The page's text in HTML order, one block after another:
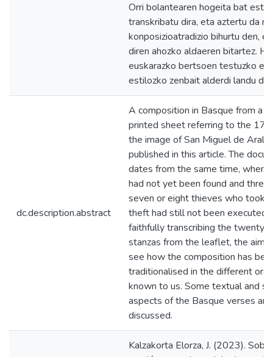
Orri bolantearen hogeita bat
transkribatu dira, eta aztertu da
konposizioatradizio bihurtu den,
diren ahozko aldaeren bitartez.
euskarazko bertsoen testuzko eta
estilozko zenbait alderdi landu
dc.description.abstract
A composition in Basque from a
printed sheet referring to the
the image of San Miguel de
published in this article. The
dates from the same time, when
had not yet been found and three
seven or eight thieves who took
theft had still not been executed.
faithfully transcribing the twenty-
stanzas from the leaflet, the aim
see how the composition has
traditionalised in the different oral
known to us. Some textual and
aspects of the Basque verses
discussed.
Kalzakorta Elorza, J. (2023).